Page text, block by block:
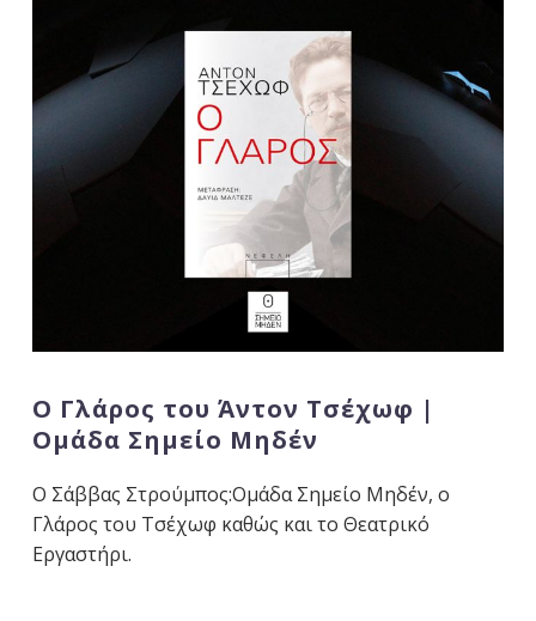
Ο Γλάρος του Άντον Τσέχωφ |
Ομάδα Σημείο Μηδέν
Ο Σάββας Στρούμπος:Ομάδα Σημείο Μηδέν, ο
Γλάρος του Τσέχωφ καθώς και το Θεατρικό
Εργαστήρι.